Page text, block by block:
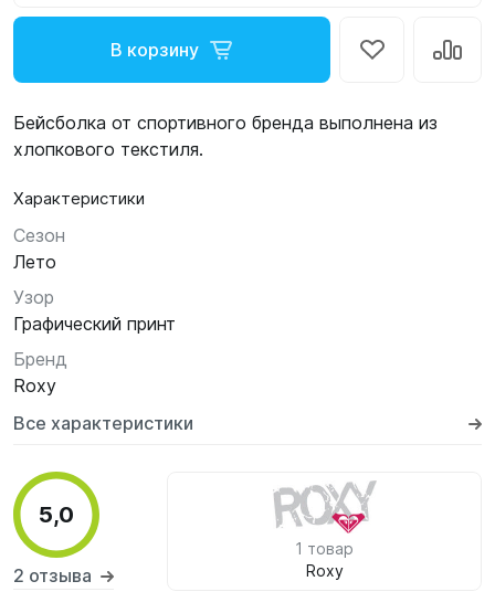
В корзину
Бейсболка от спортивного бренда выполнена из
хлопкового текстиля.
Характеристики
Сезон
Лето
Узор
Графический принт
Бренд
Roxy
Все характеристики
5,0
2 отзыва
1 товар
Roxy